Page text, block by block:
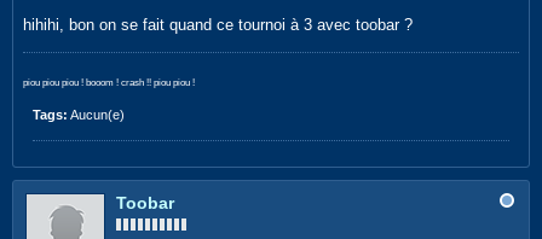
hihihi, bon on se fait quand ce tournoi à 3 avec toobar ?
piou piou piou ! booom ! crash !! piou piou !
Tags: Aucun(e)
Toobar